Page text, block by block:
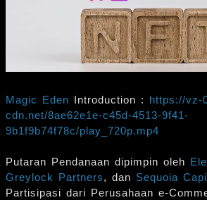
Magic Eden Introduction : https://vz-
cdn.net/8ae62e1e-c45d-4513-9f41-
9b1f9b74f78c/play_720p.mp4
Putaran Pendanaan dipimpin oleh
Greylock Partners, dan Sequoia
Partisipasi dari Perusahaan e-